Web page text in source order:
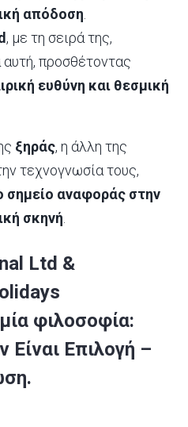
απόδοση.
, με τη σειρά της,
αυτή, προσθέτοντας
ευθύνη και θεσμική
ξηράς, η άλλη της
τεχνογνωσία τους,
σημείο αναφοράς στην
σκηνή.
Ltd &
φιλοσοφία:
Είναι Επιλογή –